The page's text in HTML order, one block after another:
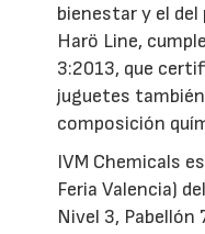
bienestar y el
Harö Line,
3:2013, que
juguetes
composición
IVM Chemicals
Feria Valencia)
Nivel 3, Pabellón